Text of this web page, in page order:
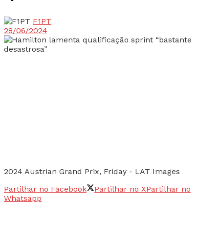
F1PT
28/06/2024
2024 Austrian Grand Prix, Friday - LAT Images
Partilhar no Facebook
Partilhar no XPartilhar no
Whatsapp